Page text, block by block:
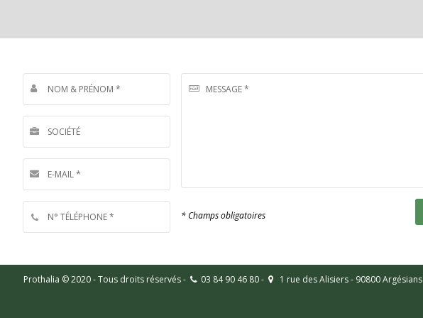
* Champs obligatoires
Prothalia © 2020 - Tous droits réservés - 03 84 90 46 80 - 1 rue des Alisiers - 90800 Argésians